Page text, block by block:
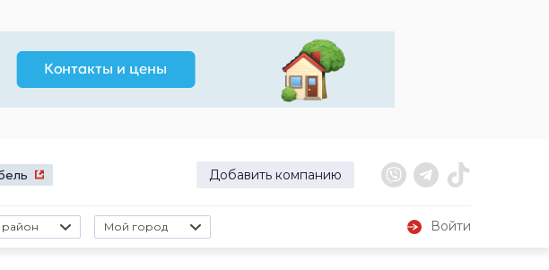
Добавить компанию
Мой город
Войти